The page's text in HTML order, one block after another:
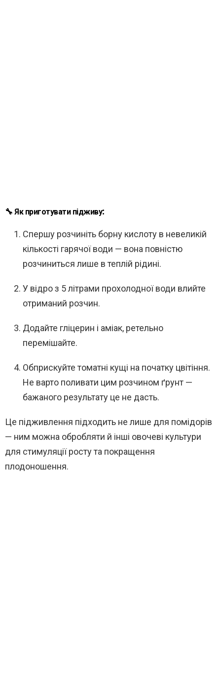
🔧 Як приготувати підживу:
Спершу розчиніть борну кислоту в невеликій
кількості гарячої води — вона повністю
розчиниться лише в теплій рідині.
У відро з 5 літрами прохолодної води влийте
отриманий розчин.
Додайте гліцерин і аміак, ретельно
перемішайте.
Обприскуйте томатні кущі на початку цвітіння.
Не варто поливати цим розчином ґрунт —
бажаного результату це не дасть.
Це підживлення підходить не лише для помідорів
— ним можна обробляти й інші овочеві культури
для стимуляції росту та покращення
плодоношення.